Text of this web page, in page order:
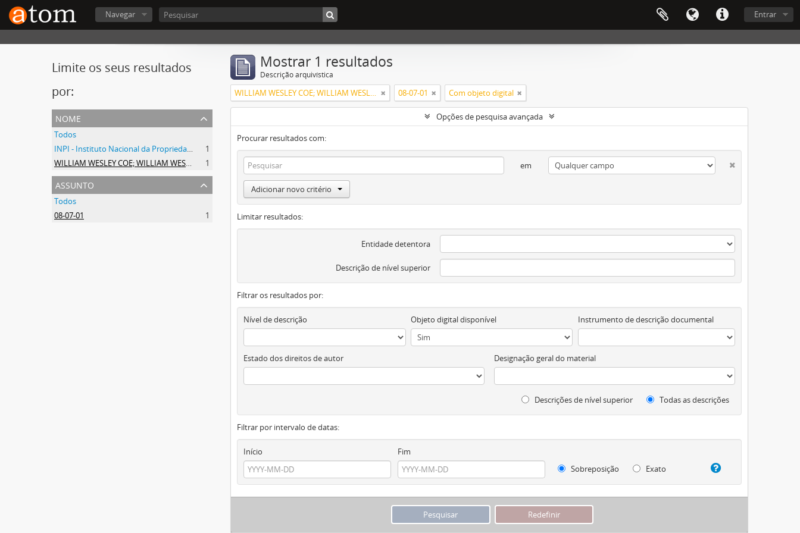
Entrar
Navegar
Limite os seus resultados
por:
nome
Todos
INPI - Instituto Nacional da Propriedade Industrial
1
WILLIAM WESLEY COE; WILLIAM WESLEY COE JUNIOR
1
assunto
Todos
08-07-01
1
Mostrar 1 resultados
Descrição arquivística
WILLIAM WESLEY COE; WILLIAM WESLEY COE JUNIOR 08-07-01 Com objeto digital
Opções de pesquisa avançada
Procurar resultados com:
em
Adicionar novo critério
Limitar resultados:
Entidade detentora
Descrição de nível superior
Filtrar os resultados por:
Nível de descrição Objeto digital disponível Instrumento de descrição documental
Estado dos direitos de autor Designação geral do material
Descrições de nível superior Todas as descrições
Filtrar por intervalo de datas:
Início
Fim
Sobreposição
Exato